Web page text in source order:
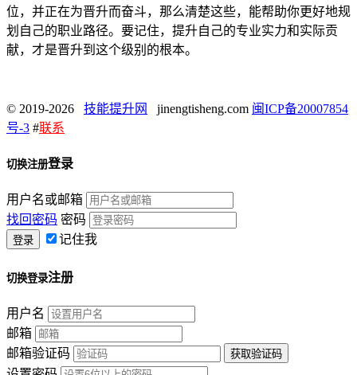
位，并正在为晋升而奋斗，那么清楚这些，能帮助你更好地规
划自己的职业路径。要记住，提升自己的专业实力和实际贡
献，才是晋升到这个级别的根本。
© 2019-2026 技能提升网 jinengtisheng.com 闽ICP备20007854
号-3 #联系
切换注册登录
用户名或邮箱
找回密码 密码
记住我
切换登录注册
用户名
邮箱
邮箱验证码